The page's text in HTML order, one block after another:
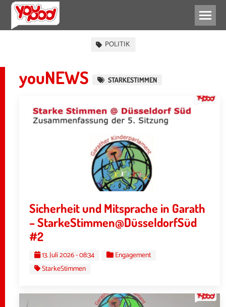
POLITIK
youNEWS STARKESTIMMEN
Sicherheit und Mitsprache in Garath
– StarkeStimmen@DüsseldorfSüd
#2
13. Juli 2026 - 08:34
Engagement
StarkeStimmen